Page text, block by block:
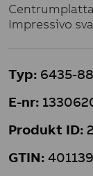
Impressivo
Typ: 6435-
E-nr:
Produkt ID:
GTIN: